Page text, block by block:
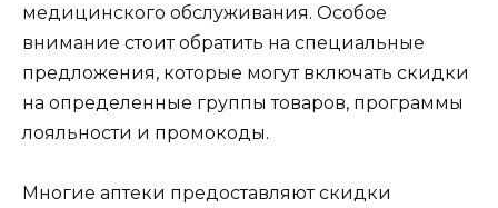
медицинского обслуживания. Особое
внимание стоит обратить на специальные
предложения, которые могут включать скидки
на определенные группы товаров, программы
лояльности и промокоды.
Многие аптеки предоставляют скидки